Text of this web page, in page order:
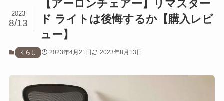
【アーロンチェアー】リマスター
ド ライトは後悔するか【購入レビ
ュー】
2023
8/13
くらし 2023年4月21日 2023年8月13日